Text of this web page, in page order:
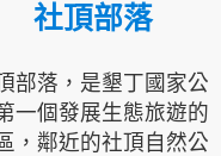
社頂部落
部落，是墾丁國家公
一個發展生態旅遊的
，鄰近的社頂自然公